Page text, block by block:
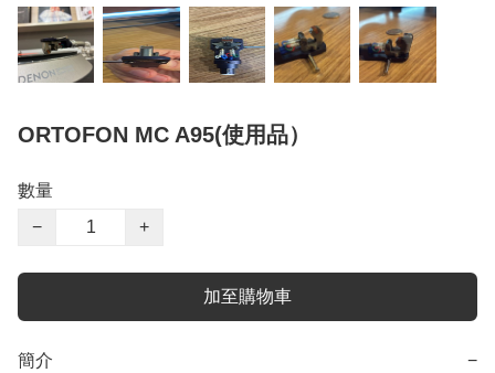
ORTOFON MC A95(使用品）
數量
−
+
加至購物車
簡介 −